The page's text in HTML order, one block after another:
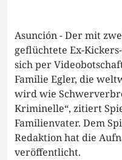
Asunción - Der mit
geflüchtete Ex-
sich per
Familie Egler, die
wird wie
Kriminelle“, zitiert
Familienvater. Dem
Redaktion hat die
veröffentlicht.